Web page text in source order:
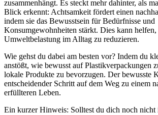
zusammenhängt. Es steckt mehr dahinter, als
Blick erkennt: Achtsamkeit fördert einen
indem sie das Bewusstsein für Bedürfnisse und
Konsumgewohnheiten stärkt. Dies kann helfen,
Umweltbelastung im Alltag zu reduzieren.
Wie gehst du dabei am besten vor? Indem du
anstößt, wie bewusst auf Plastikverpackungen
lokale Produkte zu bevorzugen. Der bewusste
entscheidender Schritt auf dem Weg zu einem
erfüllteren Leben.
Ein kurzer Hinweis: Solltest du dich noch nicht